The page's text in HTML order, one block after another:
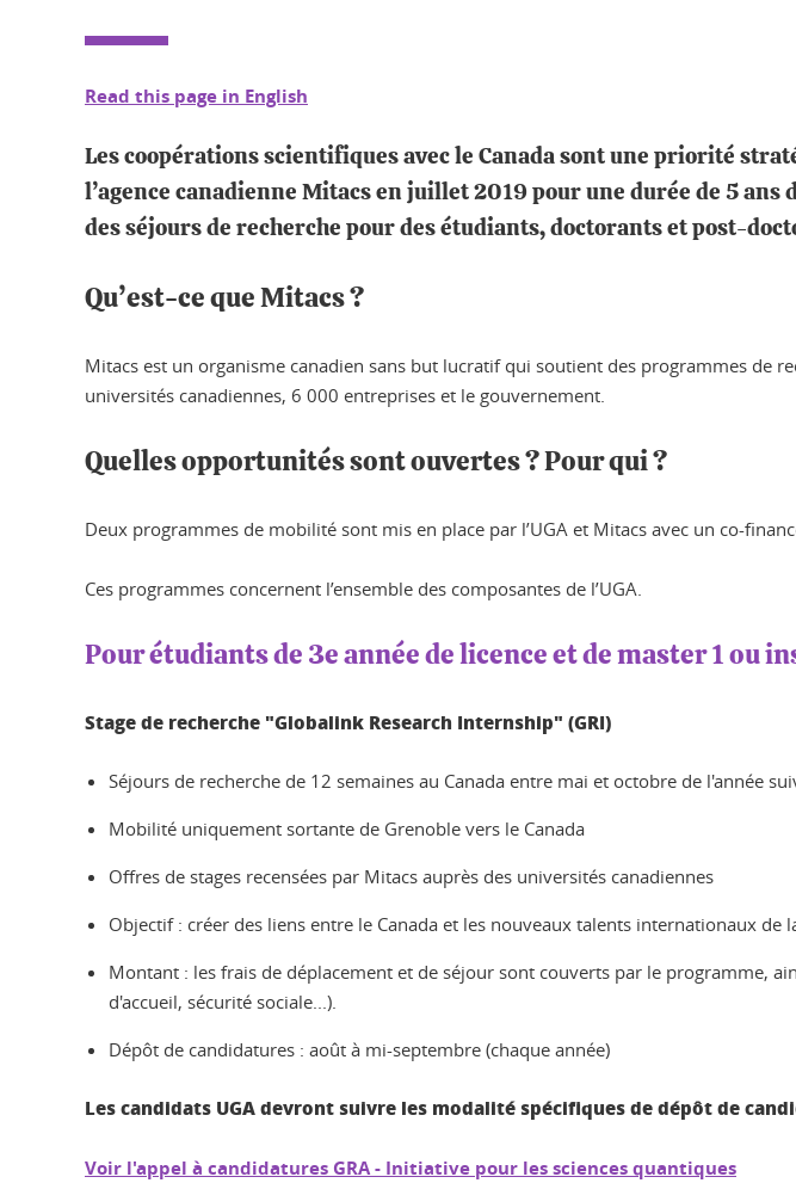
Read this page in English
Les coopérations scientifiques avec le Canada sont une priorité
l’agence canadienne Mitacs en juillet 2019 pour une durée de 5
des séjours de recherche pour des étudiants, doctorants et post-
Qu’est-ce que Mitacs ?
Mitacs est un organisme canadien sans but lucratif qui soutient des programmes de
universités canadiennes, 6 000 entreprises et le gouvernement.
Quelles opportunités sont ouvertes ? Pour qui ?
Deux programmes de mobilité sont mis en place par l’UGA et Mitacs avec un co-
Ces programmes concernent l’ensemble des composantes de l’UGA.
Pour étudiants de 3e année de licence et de master 1 ou
Stage de recherche "Globalink Research Internship" (GRI)
Séjours de recherche de 12 semaines au Canada entre mai et octobre de l'année
Mobilité uniquement sortante de Grenoble vers le Canada
Offres de stages recensées par Mitacs auprès des universités canadiennes
Objectif : créer des liens entre le Canada et les nouveaux talents internationaux de
Montant : les frais de déplacement et de séjour sont couverts par le programme,
d'accueil, sécurité sociale...).
Dépôt de candidatures : août à mi-septembre (chaque année)
Les candidats UGA devront suivre les modalité spécifiques de dépôt de
Voir l'appel à candidatures GRA - Initiative pour les sciences quantiques